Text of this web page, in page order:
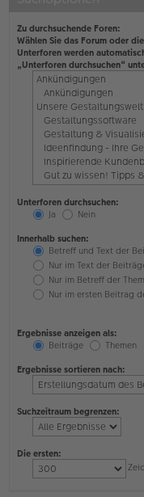
Zu durchsuchende Foren:
Wählen Sie das Forum oder
Unterforen werden
„Unterforen durchsuchen“
Unterforen durchsuchen:
Ja
Nein
Innerhalb suchen:
Betreff und Text der
Nur im Text der
Nur im Betreff der
Nur im ersten Beitrag
Ergebnisse anzeigen als:
Beiträge
Themen
Ergebnisse sortieren nach:
Suchzeitraum begrenzen:
Die ersten: